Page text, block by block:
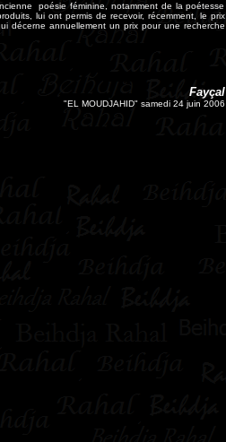
poésie féminine, notamment de la poétesse
lui ont permis de recevoir, récemment, le prix
décerne annuellement un prix pour une recherche
Fayçal
"EL MOUDJAHID" samedi 24 juin 2006